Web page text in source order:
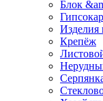
Блок
Изделия
Крепёж